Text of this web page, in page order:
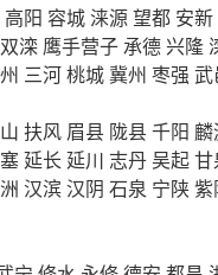
高阳 容城 涞源望都 安新
双滦 鹰手营子承德兴隆
三河桃城冀州 枣强 武
扶风 眉县 陇县千阳
延长 延川 志丹吴起甘
汉滨汉阴 石泉 宁陕紫